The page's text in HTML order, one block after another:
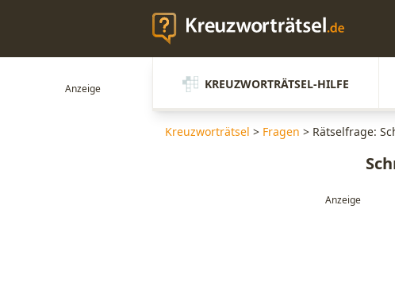
KREUZWORTRÄTSEL-HILFE
Kreuzworträtsel > Fragen > Rätselfrage: